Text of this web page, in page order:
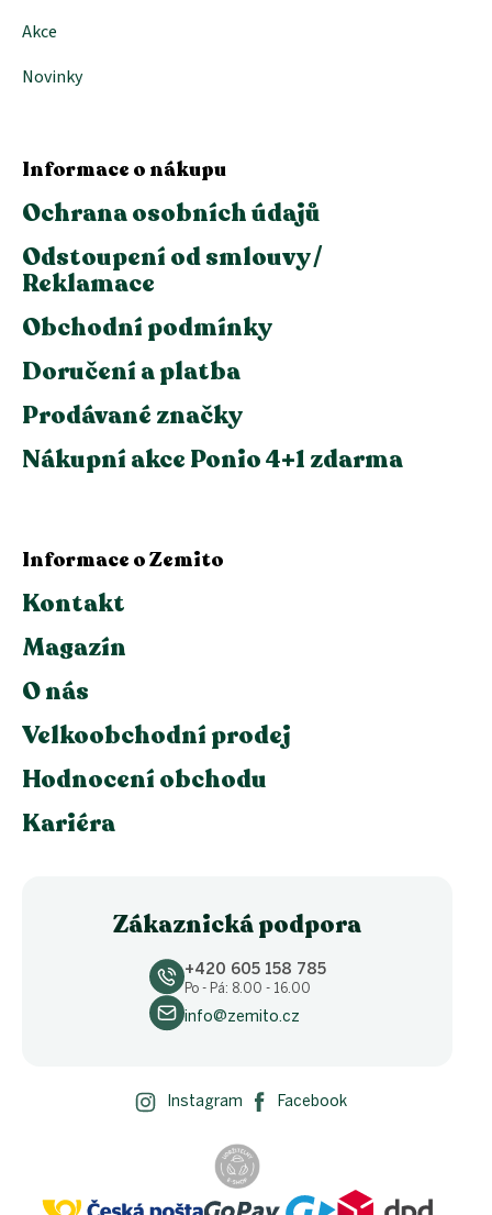
Akce
Novinky
Informace o nákupu
Ochrana osobních údajů
Odstoupení od smlouvy /
Reklamace
Obchodní podmínky
Doručení a platba
Prodávané značky
Nákupní akce Ponio 4+1 zdarma
Informace o Zemito
Kontakt
Magazín
O nás
Velkoobchodní prodej
Hodnocení obchodu
Kariéra
Zákaznická podpora
+420 605 158 785
Po - Pá: 8.00 - 16.00
info@zemito.cz
Instagram Facebook